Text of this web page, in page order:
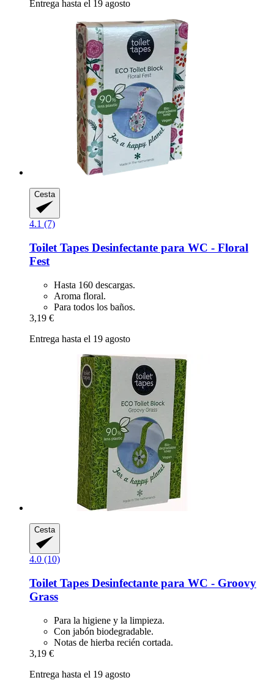
Entrega hasta el 19 agosto
Cesta
4.1 (7)
Toilet Tapes Desinfectante para WC -​ Floral
Fest
Hasta 160 descargas.
Aroma floral.
Para todos los baños.
3,19 €
Entrega hasta el 19 agosto
Cesta
4.0 (10)
Toilet Tapes Desinfectante para WC -​ Groovy
Grass
Para la higiene y la limpieza.
Con jabón biodegradable.
Notas de hierba recién cortada.
3,19 €
Entrega hasta el 19 agosto